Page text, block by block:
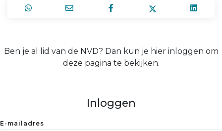
Ben je al lid van de NVD? Dan kun je hier inloggen om
deze pagina te bekijken.
Inloggen
E-mailadres